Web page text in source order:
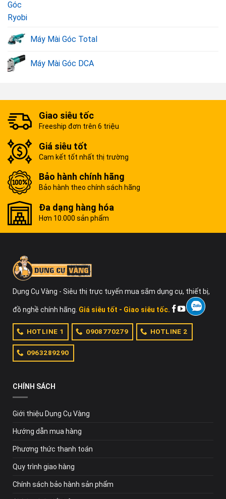
Máy mài góc 100mm Makita M9512B
Máy mài góc 100mm Makita M0900B
Máy mài góc Makita 125mm M9508B
Máy mài góc Makita 100mm M9509B
819.000VND
Máy mài góc 100mm Makita 9553NB
Máy mài góc Makita GA4030
Máy mài góc Makita GA4034
Máy mài góc 125mm Makita M9002B
100mm Máy mài góc Makita 9556HN
Máy mài góc 230mm Makita M9001B
Máy mài góc Makita GA7060
2.550.000VND
GA027GM201
3. Ưu điểm của máy mài góc Makita
có thiết kế nhỏ gọn, tay cầm chắc
chắn giúp người dùng sử dụng linh hoạt và đảm bảo an
toàn. Trọng lượng máy được tối ưu giúp công việc tiến
hành thuận lợi, người dùng không bị mỏi tay khi làm việc
lâu. Chất liệu chế tạo máy cứng cáp, bền bỉ, chịu được môi
Máy Mài Góc Total
Máy Mài Góc DCA
Giao siêu tốc
Freeship đơn trên 6 triệu
Giá siêu tốt
Cam kết tốt nhất thị trường
Bảo hành chính hãng
Bảo hành theo chính sách hãng
Đa dạng hàng hóa
Hơn 10.000 sản phẩm
Dụng Cụ Vàng - Siêu thị trực tuyến mua sắm dụng cụ, thiết bị,
đồ nghề chính hãng. Giá siêu tốt - Giao siêu tốc.
HOTLINE 1 0908770279 HOTLINE 2
0963289290
CHÍNH SÁCH
Giới thiệu Dụng Cụ Vàng
Hướng dẫn mua hàng
Phương thức thanh toán
Quy trình giao hàng
Chính sách bảo hành sản phẩm